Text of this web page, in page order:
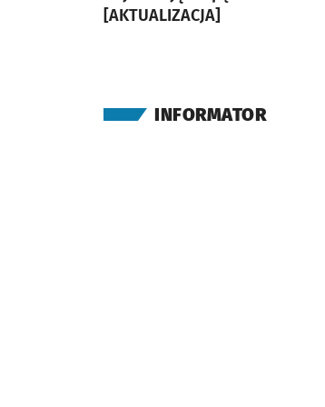
[AKTUALIZACJA]
INFORMATOR